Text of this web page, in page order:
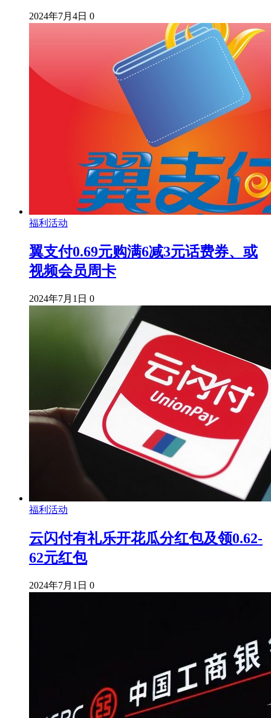
2024年7月4日 0
福利活动
翼支付0.69元购满6减3元话费券、或
视频会员周卡
2024年7月1日 0
福利活动
云闪付有礼乐开花瓜分红包及领0.62-
62元红包
2024年7月1日 0